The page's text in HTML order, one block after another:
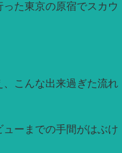
た東京の原宿でスカウ
こんな出来過ぎた流れ
ーまでの手間がはぶけ